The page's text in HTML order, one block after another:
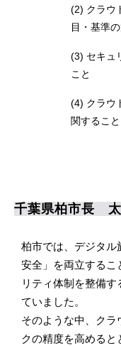
(2) クラウ
目・基準
(3) セキュ
こと
(4) クラウ
関すること
千葉県柏市長　
柏市では、デジタル
安全」を両立するこ
リティ体制を整備
ていました。
そのような中、クラ
クの精度を高める